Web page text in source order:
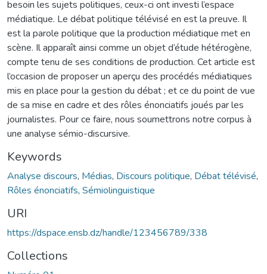
besoin les sujets politiques, ceux-ci ont investi l’espace
médiatique. Le débat politique télévisé en est la preuve. Il
est la parole politique que la production médiatique met en
scène. Il apparaît ainsi comme un objet d’étude hétérogène,
compte tenu de ses conditions de production. Cet article est
l’occasion de proposer un aperçu des procédés médiatiques
mis en place pour la gestion du débat ; et ce du point de vue
de sa mise en cadre et des rôles énonciatifs joués par les
journalistes. Pour ce faire, nous soumettrons notre corpus à
une analyse sémio-discursive.
Keywords
Analyse discours, Médias, Discours politique, Débat télévisé,
Rôles énonciatifs, Sémiolinguistique
URI
https://dspace.ensb.dz/handle/123456789/338
Collections